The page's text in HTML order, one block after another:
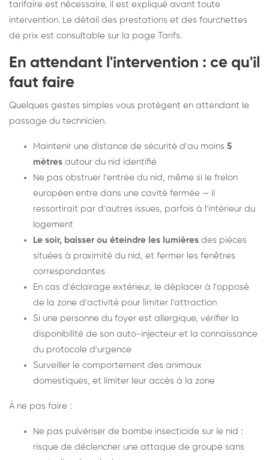
tarifaire est nécessaire, il est expliqué avant toute
intervention. Le détail des prestations et des fourchettes
de prix est consultable sur la page Tarifs.
En attendant l'intervention : ce qu'il
faut faire
Quelques gestes simples vous protègent en attendant le
passage du technicien.
Maintenir une distance de sécurité d'au moins 5
mètres autour du nid identifié
Ne pas obstruer l'entrée du nid, même si le frelon
européen entre dans une cavité fermée — il
ressortirait par d'autres issues, parfois à l'intérieur du
logement
Le soir, baisser ou éteindre les lumières des pièces
situées à proximité du nid, et fermer les fenêtres
correspondantes
En cas d'éclairage extérieur, le déplacer à l'opposé
de la zone d'activité pour limiter l'attraction
Si une personne du foyer est allergique, vérifier la
disponibilité de son auto-injecteur et la connaissance
du protocole d'urgence
Surveiller le comportement des animaux
domestiques, et limiter leur accès à la zone
À ne pas faire :
Ne pas pulvériser de bombe insecticide sur le nid :
risque de déclencher une attaque de groupe sans